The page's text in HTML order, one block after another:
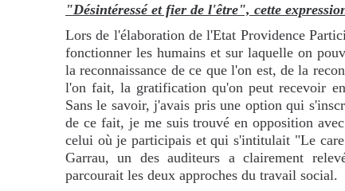
"Désintéressé et fier de l'être", cette
Lors de l'élaboration de l'Etat Providence
fonctionner les humains et sur laquelle on
la reconnaissance de ce que l'on est, de la
l'on fait, la gratification qu'on peut recevoir
Sans le savoir, j'avais pris une option qui
de ce fait, je me suis trouvé en opposition
celui où je participais et qui s'intitulait "Le
Garrau, un des auditeurs a clairement
parcourait les deux approches du travail social.